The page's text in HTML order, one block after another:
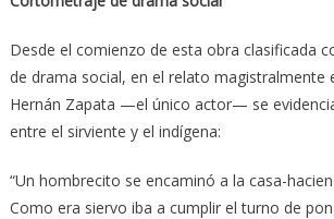
Desde el comienzo de esta obra clasificada
de drama social, en el relato magistralmente
Hernán Zapata —el único actor— se
entre el sirviente y el indígena:
“Un hombrecito se encaminó a la casa-
Como era siervo iba a cumplir el turno de